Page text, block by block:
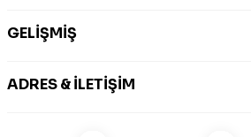
GELIŞMIŞ
ADRES & İLETIŞIM